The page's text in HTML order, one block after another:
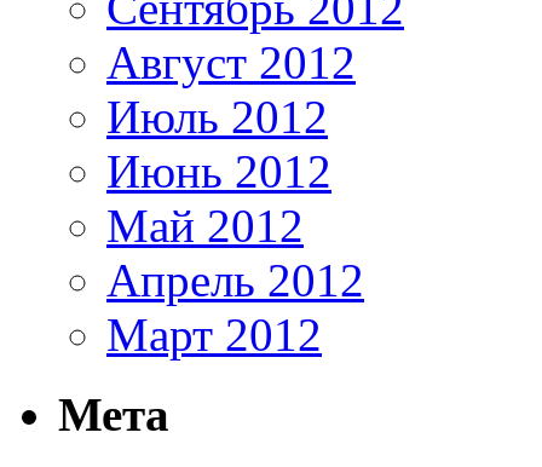
Август 2012
Июль 2012
Июнь 2012
Май 2012
Апрель 2012
Март 2012
Мета